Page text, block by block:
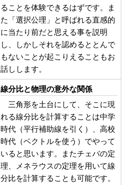
ることを体験できるはずです。ま
た「選択公理」と呼ばれる直感的
に当たり前だと思える事を説明
し、しかしそれを認めるととんで
もないことが起こりえることもお
話しします。
線分比と物理の意外な関係
三角形を土台にして、そこに現
れる線分比を計算することは中学
時代（平行補助線を引く）、高校
時代（ベクトルを使う）でやって
いると思います。またチェバの定
理、メネラウスの定理を用いて線
分比を計算することも可能です。